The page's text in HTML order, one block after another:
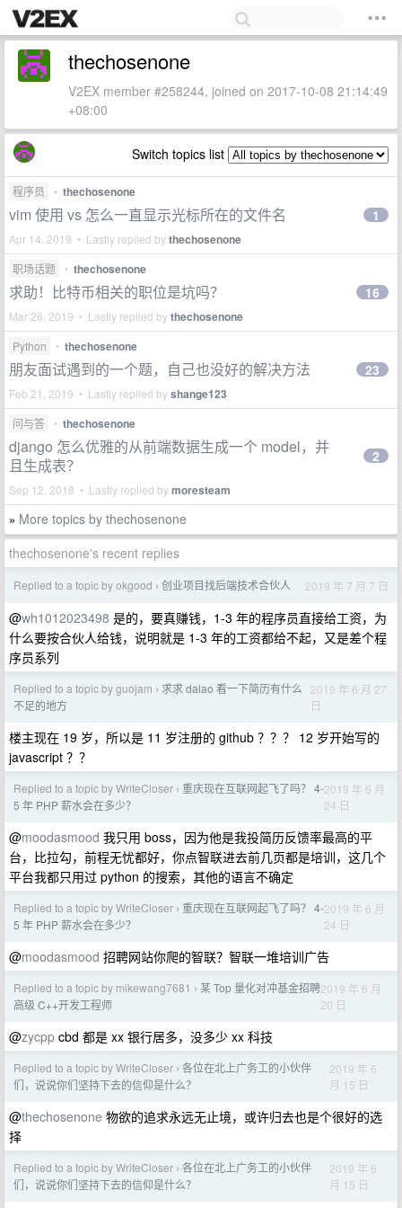
thechosenone
V2EX member #258244, joined on 2017-10-08 21:14:49
+08:00
Switch topics list
程序员 • thechosenone
vim 使用 vs 怎么一直显示光标所在的文件名
Apr 14, 2019 • Lastly replied bythechosenone
1
职场话题 • thechosenone
求助！比特币相关的职位是坑吗？
Mar 26, 2019 • Lastly replied bythechosenone
16
Python • thechosenone
朋友面试遇到的一个题，自己也没好的解决方法
Feb 21, 2019 • Lastly replied byshange123
23
问与答 • thechosenone
django 怎么优雅的从前端数据生成一个 model，并
且生成表？
Sep 12, 2018 • Lastly replied bymoresteam
2
» More topics by thechosenone
thechosenone's recent replies
Replied to a topic by okgood › 创业项目找后端技术合伙人 2019 年 7 月 7 日
@wh1012023498 是的，要真赚钱，1-3 年的程序员直接给工资，为
什么要按合伙人给钱，说明就是 1-3 年的工资都给不起，又是差个程
序员系列
Replied to a topic by guojam › 求求 dalao 看一下简历有什么
不足的地方
2019 年 6 月 27
日
楼主现在 19 岁，所以是 11 岁注册的 github ？？？ 12 岁开始写的
javascript ？？
Replied to a topic by WriteCloser › 重庆现在互联网起飞了吗？ 4-
5 年 PHP 薪水会在多少？
2019 年 6 月
24 日
@moodasmood 我只用 boss，因为他是我投简历反馈率最高的平
台，比拉勾，前程无忧都好，你点智联进去前几页都是培训，这几个
平台我都只用过 python 的搜索，其他的语言不确定
Replied to a topic by WriteCloser › 重庆现在互联网起飞了吗？ 4-
5 年 PHP 薪水会在多少？
2019 年 6 月
24 日
@moodasmood 招聘网站你爬的智联？智联一堆培训广告
Replied to a topic by mikewang7681 › 某 Top 量化对冲基金招聘
高级 C++开发工程师
2019 年 6 月
20 日
@zycpp cbd 都是 xx 银行居多，没多少 xx 科技
Replied to a topic by WriteCloser › 各位在北上广务工的小伙伴
们，说说你们坚持下去的信仰是什么？
2019 年 6
月 15 日
@thechosenone 物欲的追求永远无止境，或许归去也是个很好的选
择
Replied to a topic by WriteCloser › 各位在北上广务工的小伙伴
们，说说你们坚持下去的信仰是什么？
2019 年 6
月 15 日